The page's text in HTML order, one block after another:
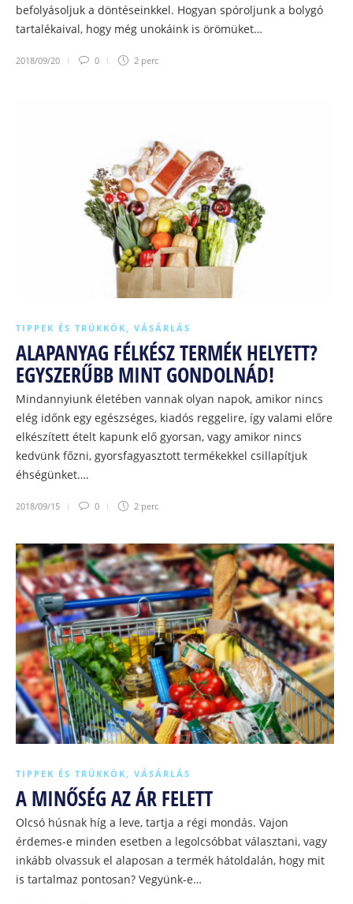
befolyásoljuk a döntéseinkkel. Hogyan spóroljunk a bolygó
tartalékaival, hogy még unokáink is örömüket…
2018/09/20 0 2 perc
TIPPEK ÉS TRÜKKÖK, VÁSÁRLÁS
ALAPANYAG FÉLKÉSZ TERMÉK HELYETT?
EGYSZERŰBB MINT GONDOLNÁD!
Mindannyiunk életében vannak olyan napok, amikor nincs
elég időnk egy egészséges, kiadós reggelire, így valami előre
elkészített ételt kapunk elő gyorsan, vagy amikor nincs
kedvünk főzni, gyorsfagyasztott termékekkel csillapítjuk
éhségünket….
2018/09/15 0 2 perc
TIPPEK ÉS TRÜKKÖK, VÁSÁRLÁS
A MINŐSÉG AZ ÁR FELETT
Olcsó húsnak híg a leve, tartja a régi mondás. Vajon
érdemes-e minden esetben a legolcsóbbat választani, vagy
inkább olvassuk el alaposan a termék hátoldalán, hogy mit
is tartalmaz pontosan? Vegyünk-e…